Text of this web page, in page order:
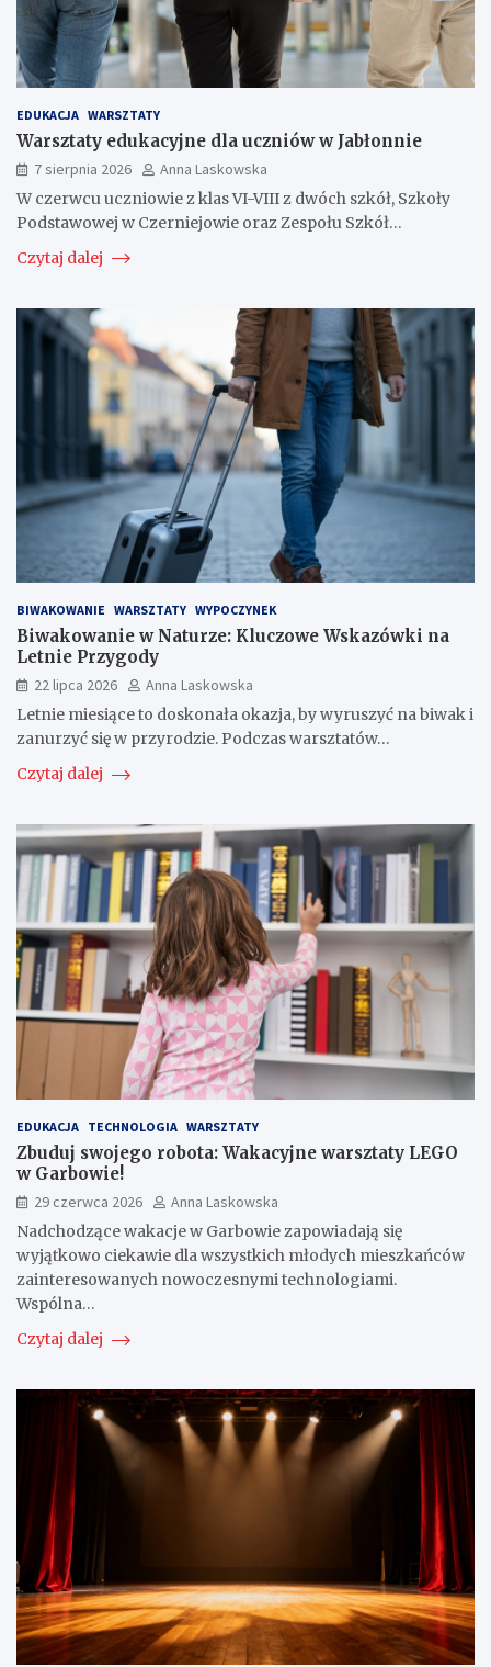
EDUKACJA WARSZTATY
Warsztaty edukacyjne dla uczniów w Jabłonnie
7 sierpnia 2026
Anna Laskowska
W czerwcu uczniowie z klas VI-VIII z dwóch szkół, Szkoły
Podstawowej w Czerniejowie oraz Zespołu Szkół…
Czytaj dalej
BIWAKOWANIE WARSZTATY WYPOCZYNEK
Biwakowanie w Naturze: Kluczowe Wskazówki na
Letnie Przygody
22 lipca 2026
Anna Laskowska
Letnie miesiące to doskonała okazja, by wyruszyć na biwak i
zanurzyć się w przyrodzie. Podczas warsztatów…
Czytaj dalej
EDUKACJA TECHNOLOGIA WARSZTATY
Zbuduj swojego robota: Wakacyjne warsztaty LEGO
w Garbowie!
29 czerwca 2026
Anna Laskowska
Nadchodzące wakacje w Garbowie zapowiadają się
wyjątkowo ciekawie dla wszystkich młodych mieszkańców
zainteresowanych nowoczesnymi technologiami.
Wspólna…
Czytaj dalej